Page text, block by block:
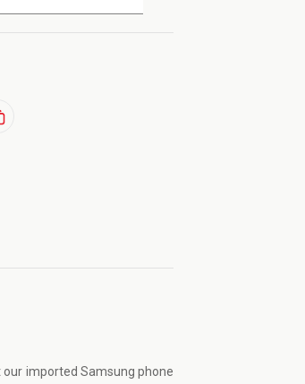
our imported Samsung phone